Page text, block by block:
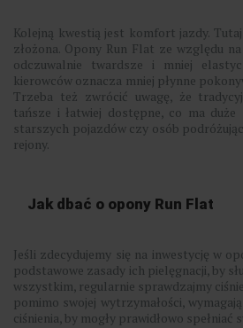
Kolejną kwestią jest komfort jazdy.
złożona. Opony Run Flat ze względu
odczuwalnie twardsze i mniej
kierowców oznacza mniej płynne
Trzeba też zwrócić uwagę, że
tańsze i łatwiej dostępne, co ma duże
starszych pojazdów czy osób
rejony.
Jak dbać o opony Run Flat
Jeśli zdecydujemy się na inwestycję w
podstawowe zasady ich pielęgnacji, by
wszystkim, regularnie sprawdzajmy
pomimo swojej wytrzymałości,
ciśnienia, by mogły prawidłowo spełniać